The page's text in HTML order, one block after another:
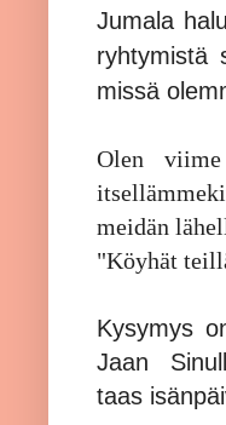
Jumala
ryhtymistä
missä
Olen
meidän
"Köyhät
Kysymys
Jaan
taas